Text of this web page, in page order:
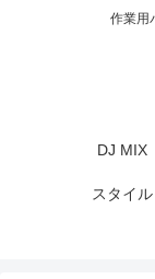
作業用
DJ MIX
スタイル